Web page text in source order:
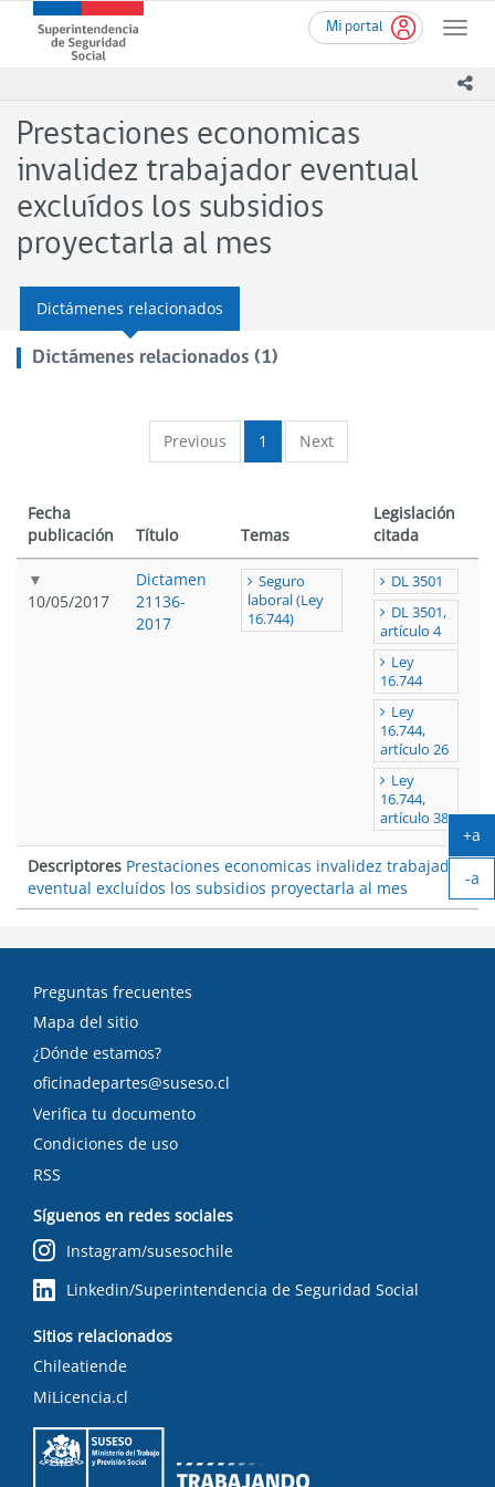
contenido
Mi portal
Toggle
Superintendencia
de
(SUSESO)
-
Gobierno
de
Chile
Prestaciones economicas
invalidez trabajador eventual
excluídos los subsidios
proyectarla al mes
Dictámenes relacionados
Dictámenes relacionados (1)
Previous 1 Next
Fecha
publicación
Título Temas
Legislación
citada
10/05/2017
Dictamen
21136-
2017
Seguro
laboral (Ley
16.744)
DL 3501
DL 3501,
artículo 4
Ley
16.744
Ley
16.744,
artículo 26
Ley
16.744,
artículo 38
Descriptores Prestaciones economicas invalidez trabajador
eventual excluídos los subsidios proyectarla al mes
Preguntas frecuentes
Mapa del sitio
¿Dónde estamos?
oficinadepartes@suseso.cl
Verifica tu documento
Condiciones de uso
RSS
Síguenos en redes sociales
Instagram/susesochile
Linkedin/Superintendencia de Seguridad Social
Sitios relacionados
Chileatiende
MiLicencia.cl
+a
-a